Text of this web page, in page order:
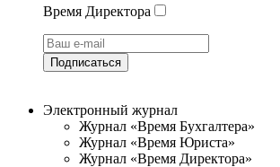
Время Директора
Подписаться
Электронный журнал
Журнал «Время Бухгалтера»
Журнал «Время Юриста»
Журнал «Время Директора»